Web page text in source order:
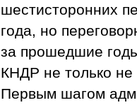
шестисторонних
года, но
за прошедшие
КНДР не только
Первым шагом